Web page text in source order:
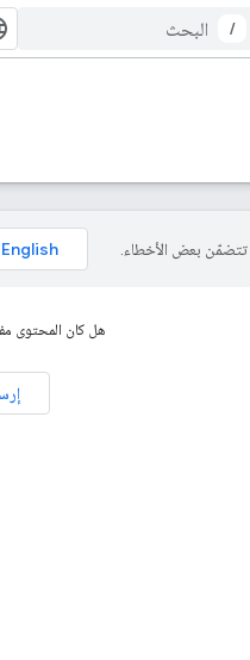
/
هل كان المحتوى